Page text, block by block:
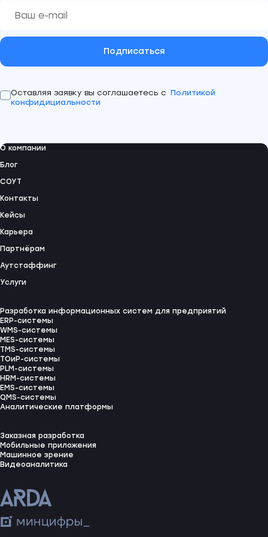
Подписаться
Оставляя заявку вы соглашаетесь с Политикой
конфидициальности
О компании
Блог
СОУТ
Контакты
Кейсы
Карьера
Партнёрам
Аутстаффинг
Услуги
Разработка информационных систем для предприятий
ERP-системы
WMS-системы
MES-системы
TMS-системы
ТОиР-системы
PLM-системы
HRM-системы
EMS-системы
QMS-системы
Аналитические платформы
Заказная разработка
Мобильные приложения
Машинное зрение
Видеоаналитика